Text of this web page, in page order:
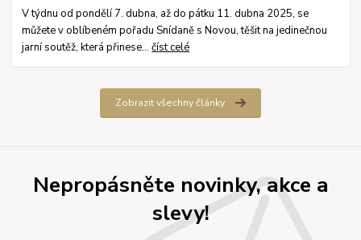
V týdnu od pondělí 7. dubna, až do pátku 11. dubna 2025, se
můžete v oblíbeném pořadu Snídaně s Novou, těšit na jedinečnou
jarní soutěž, která přinese...číst celé
Zobrazit všechny články
Nepropásněte novinky, akce a
slevy!